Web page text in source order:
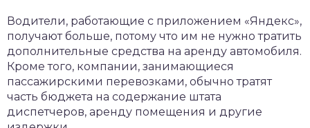
Водители, работающие с приложением «Яндекс»,
получают больше, потому что им не нужно тратить
дополнительные средства на аренду автомобиля.
Кроме того, компании, занимающиеся
пассажирскими перевозками, обычно тратят
часть бюджета на содержание штата
диспетчеров, аренду помещения и другие